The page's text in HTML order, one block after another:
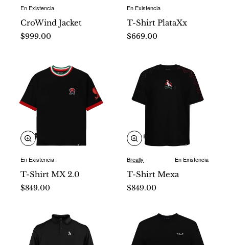
En Existencia
CroWind Jacket
$999.00
En Existencia
T-Shirt PlataXx
$669.00
En Existencia
T-Shirt MX 2.0
$849.00
⭐️ Top Brand
Breally En Existencia
T-Shirt Mexa
$849.00